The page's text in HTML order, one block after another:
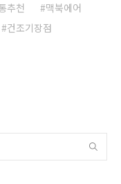
추천
맥북에어
건조기장점